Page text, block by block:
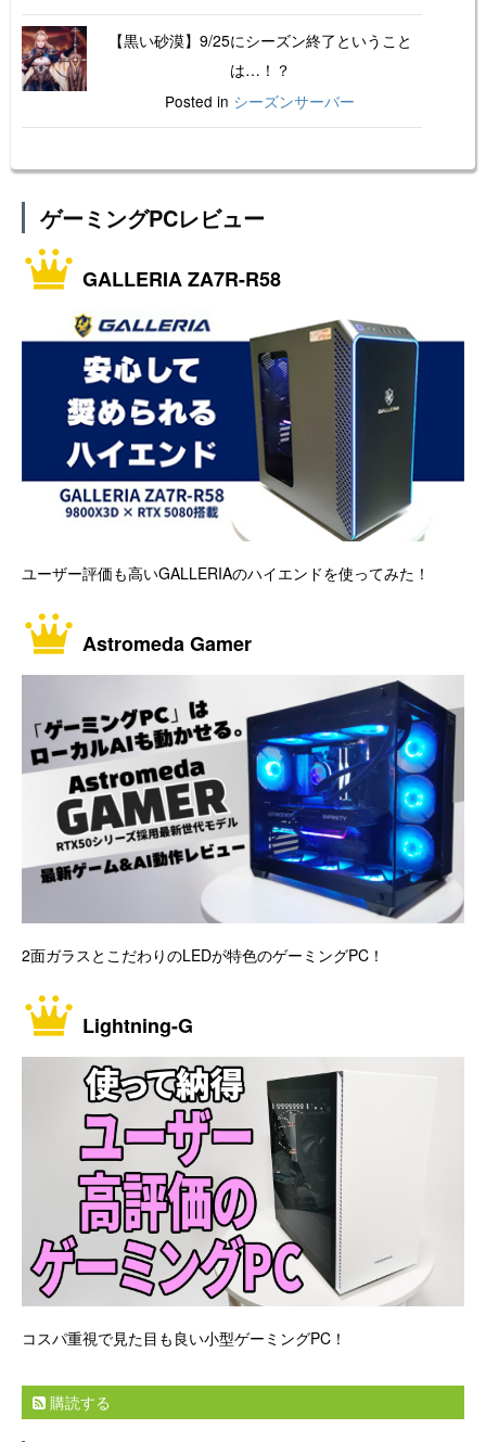
【黒い砂漠】9/25にシーズン終了ということ
は…！？
Posted in シーズンサーバー
ゲーミングPCレビュー
GALLERIA ZA7R-R58
ユーザー評価も高いGALLERIAのハイエンドを使ってみた！
Astromeda Gamer
2面ガラスとこだわりのLEDが特色のゲーミングPC！
Lightning-G
コスパ重視で見た目も良い小型ゲーミングPC！
購読する